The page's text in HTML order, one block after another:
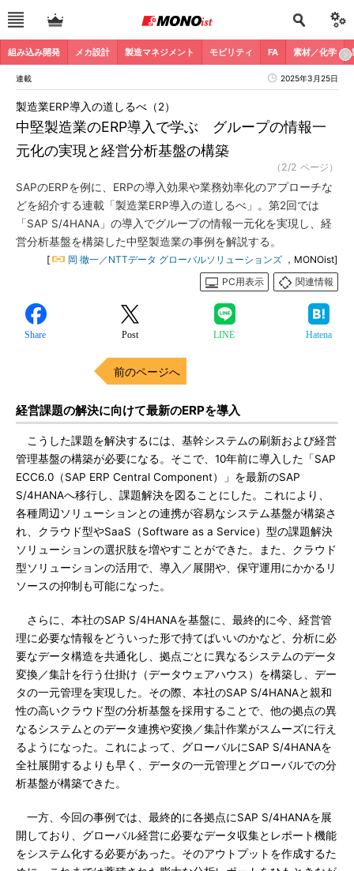
組み込み開発 メカ設計 製造マネジメント モビリティ FA 素材／化学
連載 2025年3月25日
中堅製造業のERP導入で学ぶ グループの情報一
元化の実現と経営分析基盤の構築
製造業ERP導入の道しるべ（2）
（2/2 ページ）
SAPのERPを例に、ERPの導入効果や業務効率化のアプローチな
どを紹介する連載「製造業ERP導入の道しるべ」。第2回では
「SAP S/4HANA」の導入でグループの情報一元化を実現し、経
営分析基盤を構築した中堅製造業の事例を解説する。
[ 岡 徹一／NTTデータ グローバルソリューションズ ，MONOist]
PC用表示
関連情報
Share Post LINE Hatena
前のページへ
経営課題の解決に向けて最新のERPを導入
こうした課題を解決するには、基幹システムの刷新および経営
管理基盤の構築が必要になる。そこで、10年前に導入した「SAP
ECC6.0（SAP ERP Central Component）」を最新のSAP
S/4HANAへ移行し、課題解決を図ることにした。これにより、
各種周辺ソリューションとの連携が容易なシステム基盤が構築さ
れ、クラウド型やSaaS（Software as a Service）型の課題解決
ソリューションの選択肢を増やすことができた。また、クラウド
型ソリューションの活用で、導入／展開や、保守運用にかかるリ
ソースの抑制も可能になった。
さらに、本社のSAP S/4HANAを基盤に、最終的に今、経営管
理に必要な情報をどういった形で持てばいいのかなど、分析に必
要なデータ構造を共通化し、拠点ごとに異なるシステムのデータ
変換／集計を行う仕掛け（データウェアハウス）を構築し、デー
タの一元管理を実現した。その際、本社のSAP S/4HANAと親和
性の高いクラウド型の分析基盤を採用することで、他の拠点の異
なるシステムとのデータ連携や変換／集計作業がスムーズに行え
るようになった。これによって、グローバルにSAP S/4HANAを
全社展開するよりも早く、データの一元管理とグローバルでの分
析基盤が構築できた。
一方、今回の事例では、最終的に各拠点にSAP S/4HANAを展
開しており、グローバル経営に必要なデータ収集とレポート機能
をシステム化する必要があった。そのアウトプットを作成するた